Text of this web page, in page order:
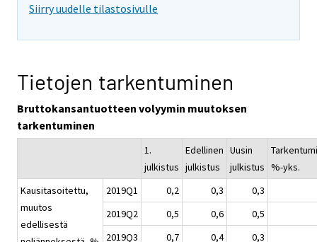
Siirry uudelle tilastosivulle
Tietojen tarkentuminen
Bruttokansantuotteen volyymin muutoksen
tarkentuminen
1.
julkistus
Edellinen
julkistus
Uusin
julkistus %-yks.
Kausitasoitettu,
muutos
edellisestä
2019Q1 0,2 0,3
0,3
2019Q2
0,5 0,6
0,5
2019Q3
0,7 0,4
0,3